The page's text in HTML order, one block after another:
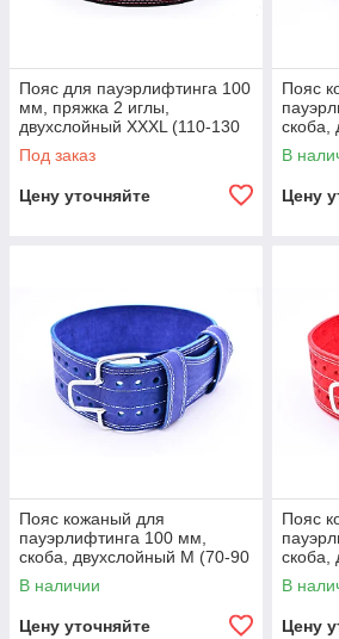
Пояс для пауэрлифтинга 100
мм, пряжка 2 иглы,
двухслойный XXXL (110-130
см)
Под заказ
Цену уточняйте
Пояс
скоба,
см)
В
Цену
Пояс кожаный для
пауэрлифтинга 100 мм,
скоба, двухслойный M (70-90
см)
В наличии
Цену уточняйте
Пояс
скоба,
см)
В
Цену